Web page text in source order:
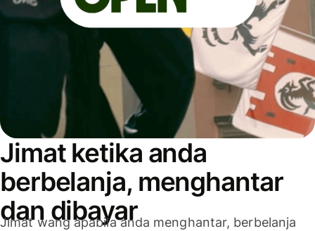
Jimat ketika anda
berbelanja, menghantar
dan dibayar
Jimat wang apabila anda menghantar, berbelanja